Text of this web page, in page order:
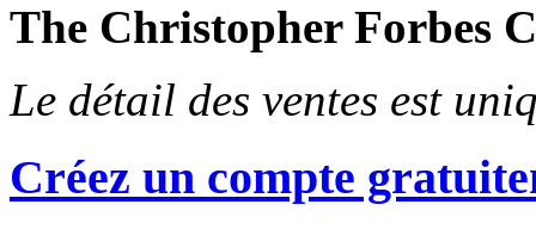
The Christopher Forbes
Le détail des ventes est
Créez un compte